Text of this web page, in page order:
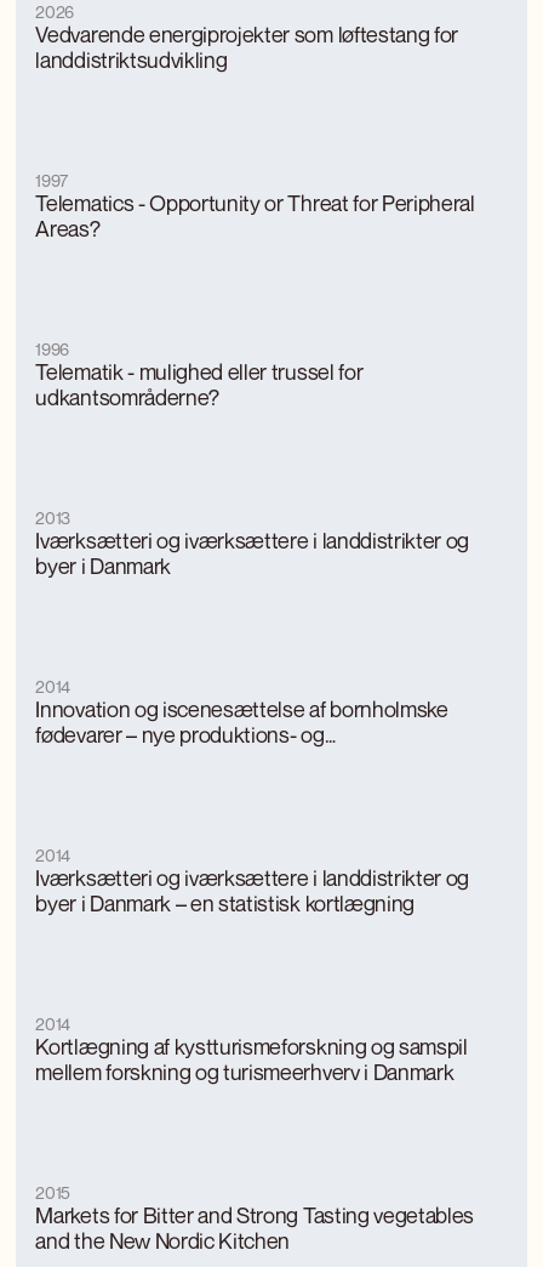
Vedvarende energiprojekter som løftestang for
landdistriktsudvikling
2026
Telematics - Opportunity or Threat for Peripheral
Areas?
1997
Telematik - mulighed eller trussel for
udkantsområderne?
1996
Iværksætteri og iværksættere i landdistrikter og
byer i Danmark
2013
Innovation og iscenesættelse af bornholmske
fødevarer – nye produktions- og
2014
Iværksætteri og iværksættere i landdistrikter og
byer i Danmark – en statistisk kortlægning
2014
Kortlægning af kystturismeforskning og samspil
mellem forskning og turismeerhverv i Danmark
2014
Markets for Bitter and Strong Tasting vegetables
and the New Nordic Kitchen
2015